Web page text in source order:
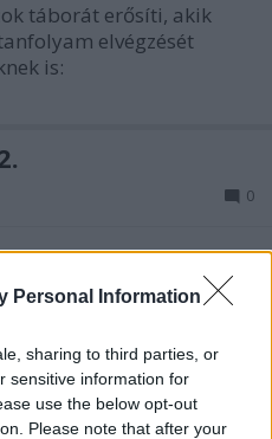
Personal Information
sharing to third parties, or
sensitive information for
use the below opt-out
Please note that after your
táborát erősíti, akik
elvégzését
is:
0
mert vannak
a mostani is, melyet
ra